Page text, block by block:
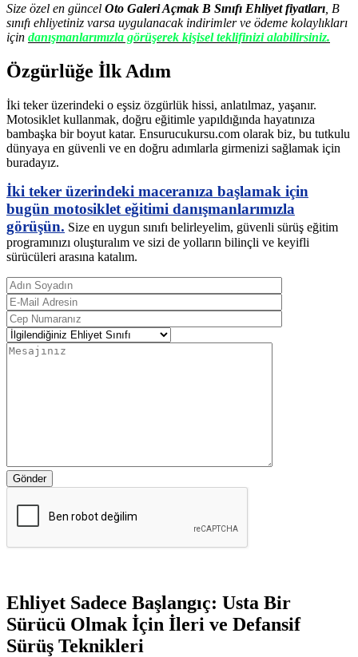
Size özel en güncel Oto Galeri Açmak B Sınıfı Ehliyet fiyatları , B
sınıfı ehliyetiniz varsa uygulanacak indirimler ve ödeme kolaylıkları
için danışmanlarımızla görüşerek kişisel teklifinizi alabilirsiniz.
Özgürlüğe İlk Adım
İki teker üzerindeki o eşsiz özgürlük hissi, anlatılmaz, yaşanır.
Motosiklet kullanmak, doğru eğitimle yapıldığında hayatınıza
bambaşka bir boyut katar. Ensurucukursu.com olarak biz, bu tutkulu
dünyaya en güvenli ve en doğru adımlarla girmenizi sağlamak için
buradayız.
İki teker üzerindeki maceranıza başlamak için
bugün motosiklet eğitimi danışmanlarımızla
görüşün. Size en uygun sınıfı belirleyelim, güvenli sürüş eğitim
programınızı oluşturalım ve sizi de yolların bilinçli ve keyifli
sürücüleri arasına katalım.
Gönder
Ehliyet Sadece Başlangıç: Usta Bir
Sürücü Olmak İçin İleri ve Defansif
Sürüş Teknikleri